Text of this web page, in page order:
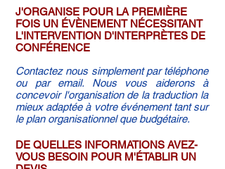
J'ORGANISE POUR LA PREMIÈRE
FOIS UN ÉVÈNEMENT NÉCESSITANT
L'INTERVENTION D'INTERPRÈTES DE
CONFÉRENCE
Contactez nous simplement par téléphone
ou par email. Nous vous aiderons à
concevoir l'organisation de la traduction la
mieux adaptée à votre événement tant sur
le plan organisationnel que budgétaire.
DE QUELLES INFORMATIONS AVEZ-
VOUS BESOIN POUR M'ÉTABLIR UN